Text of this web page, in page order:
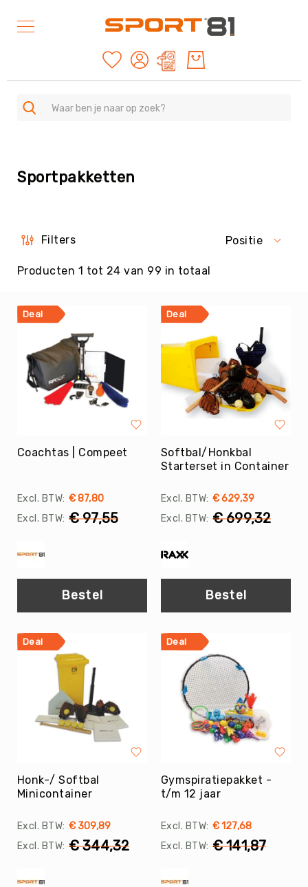
Mijn offertes
-
American
&
Rugby
Atletiek
Badminton
Basketbal
Beachvolleybal
Biljart
Cornhole
Cricket
&
Muziek
Darts
Fitness
Floorball
Frisbee
&
Discgolf
Handbal
Hockey
Honk-
Softbal
Sportpakketten
Producten 1 tot 24 van 99 in totaal
Filters Positie
Deal
Coachtas | Compeet
€ 87,80
€ 97,55
Bestel
Deal
Softbal/Honkbal
Starterset in Container
€ 629,39
€ 699,32
Bestel
Deal
Honk-/ Softbal
Minicontainer
€ 309,89
€ 344,32
Deal
Gymspiratiepakket -
t/m 12 jaar
€ 127,68
€ 141,87